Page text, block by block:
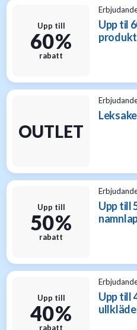
Upp till
60 %
rabatt
Upp til
OUTLET
Upp till
50 %
rabatt
Upp till
Upp till
40 %
rabatt
Upp till